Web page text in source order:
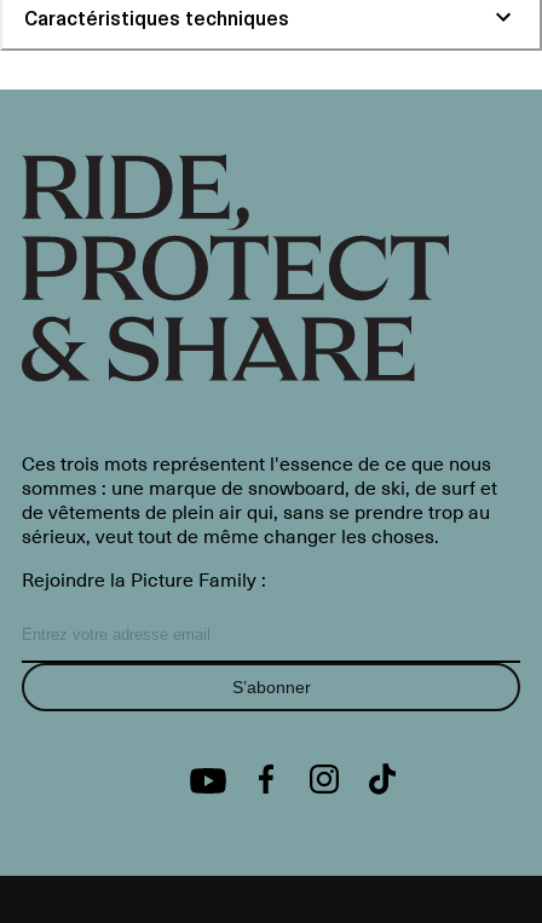
Caractéristiques techniques
Ces trois mots représentent l'essence de ce que nous
sommes : une marque de snowboard, de ski, de surf et
de vêtements de plein air qui, sans se prendre trop au
sérieux, veut tout de même changer les choses.
Rejoindre la Picture Family :
S’abonner